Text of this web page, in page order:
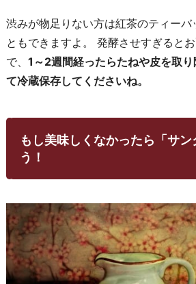
渋みが物足りない方は紅茶のティーバ
ともできますよ。 発酵させすぎると
で、 1～2週間経ったらたねや皮を取
て冷蔵保存してくださいね。
もし美味しくなかったら「サン
う！